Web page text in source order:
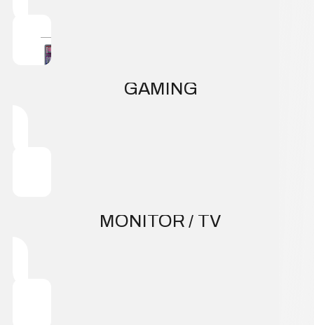
GAMING
MONITOR / TV